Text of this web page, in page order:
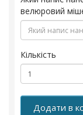
велюровий
Кількість
Додати в